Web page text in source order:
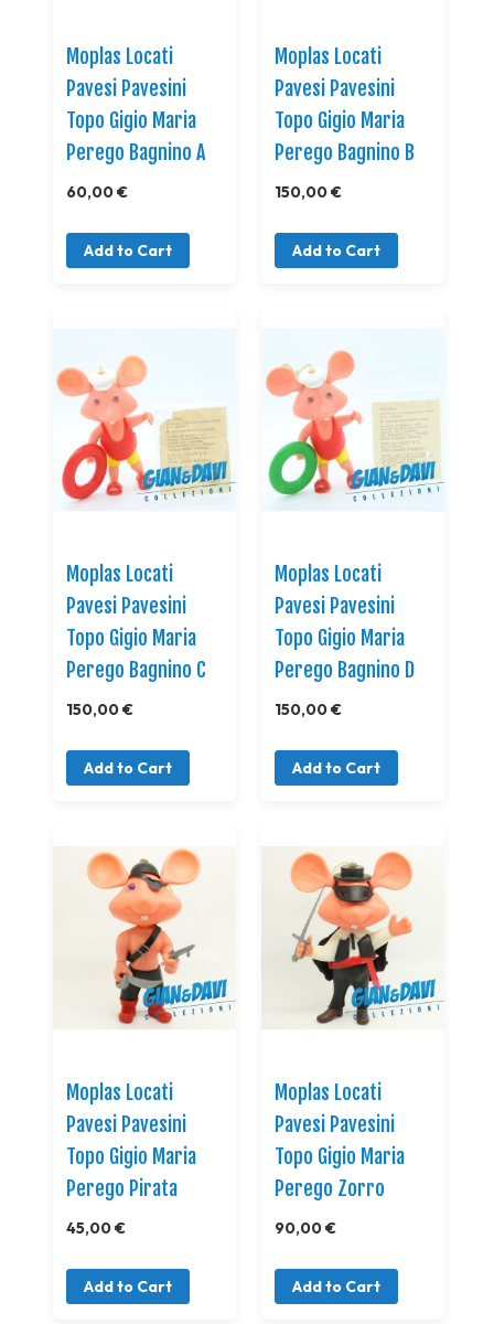
Moplas Locati
Pavesi Pavesini
Topo Gigio Maria
Perego Bagnino A
60,00 €
Add to Cart
Moplas Locati
Pavesi Pavesini
Topo Gigio Maria
Perego Bagnino B
150,00 €
Add to Cart
Moplas Locati
Pavesi Pavesini
Topo Gigio Maria
Perego Bagnino C
150,00 €
Add to Cart
Moplas Locati
Pavesi Pavesini
Topo Gigio Maria
Perego Bagnino D
150,00 €
Add to Cart
Moplas Locati
Pavesi Pavesini
Topo Gigio Maria
Perego Pirata
45,00 €
Add to Cart
Moplas Locati
Pavesi Pavesini
Topo Gigio Maria
Perego Zorro
90,00 €
Add to Cart